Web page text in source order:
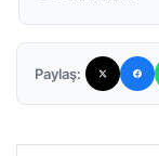
Paylaş: